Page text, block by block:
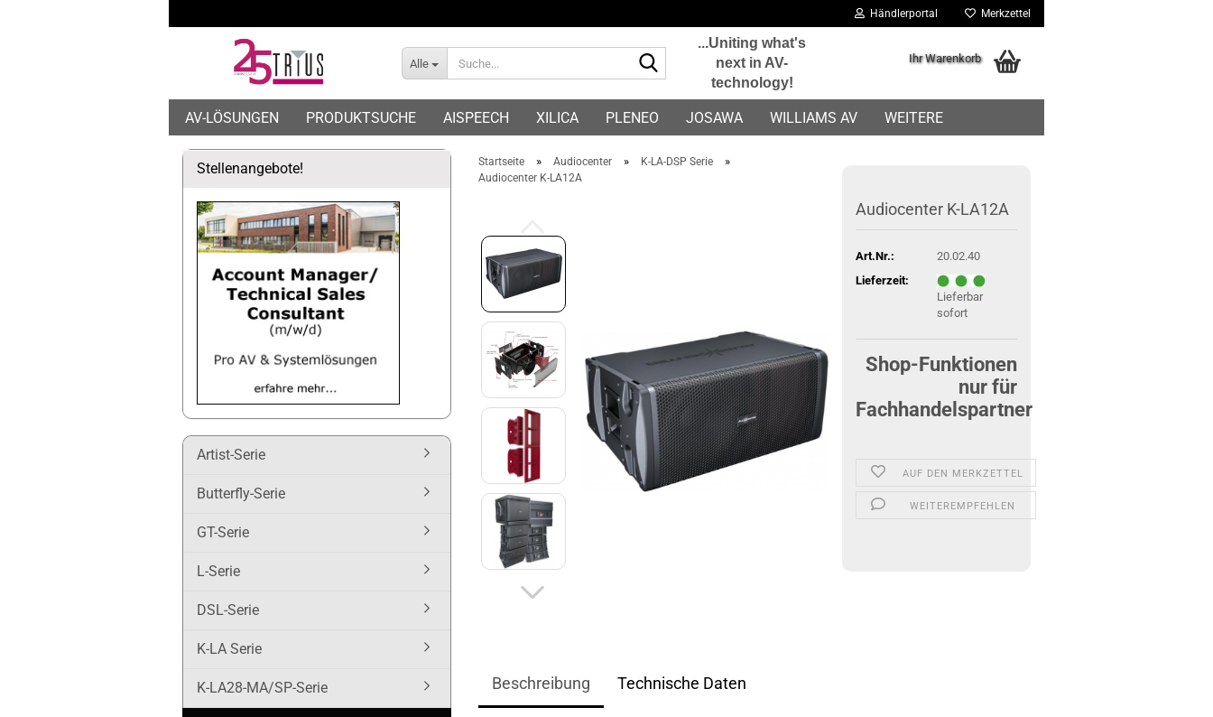
Händlerportal
E-Mail
Passwort
Merkzettel
Alle
...Uniting what's
next in AV-
technology!
Ihr Warenkorb
AV-LÖSUNGEN PRODUKTSUCHE AISPEECH XILICA PLENEO JOSAWA WILLIAMS AV WEITERE
Startseite » Audiocenter » K-LA-DSP Serie »
Audiocenter K-LA12A
Audiocenter K-LA12A
Art.Nr.:
20.02.40
Lieferzeit:
Lieferbar
sofort
Shop-Funktionen
nur für
Fachhandelspartner
AUF DEN MERKZETTEL
WEITEREMPFEHLEN
Beschreibung Technische Daten
Stellenangebote!
Artist-Serie
Butterfly-Serie
GT-Serie
L-Serie
DSL-Serie
K-LA Serie
K-LA28-MA/SP-Serie